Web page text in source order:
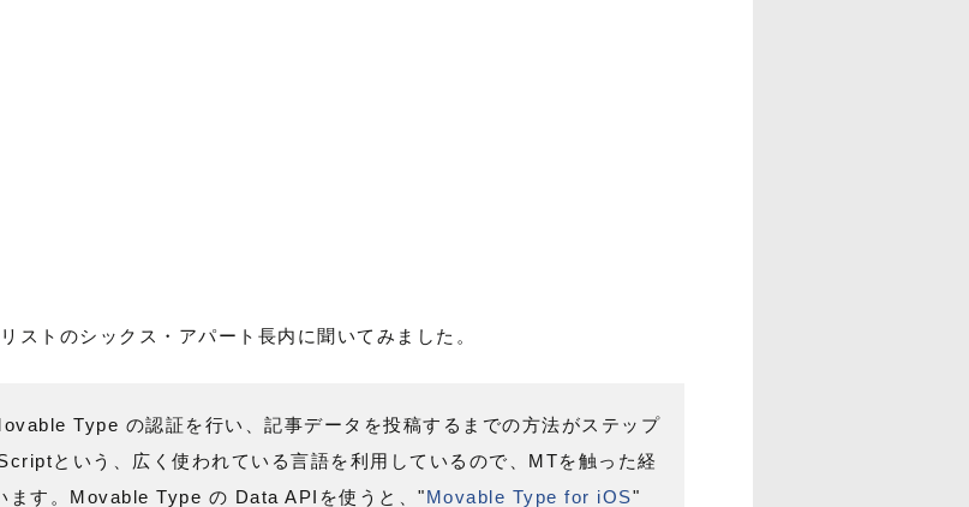
トのシックス・アパート長内に聞いてみました。
Type の認証を行い、記事データを投稿するまでの方法がステップ
という、広く使われている言語を利用しているので、MTを触った経
ます。Movable Type の Data APIを使うと、"Movable Type for iOS"